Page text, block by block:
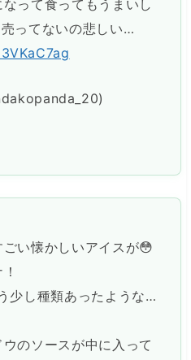
って食ってもうまいし
ってないの悲しい…
い懐かしいアイスが😳
少し種類あったような…
のソースが中に入って